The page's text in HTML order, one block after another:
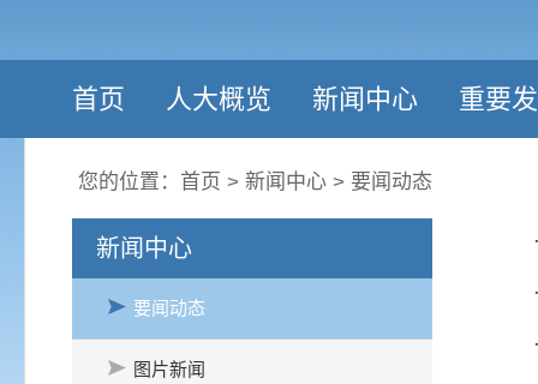
首页 人大概览 新闻中心 重要
您的位置： 首页 > 新闻中心 > 要闻动态
新闻中心
要闻动态
图片新闻